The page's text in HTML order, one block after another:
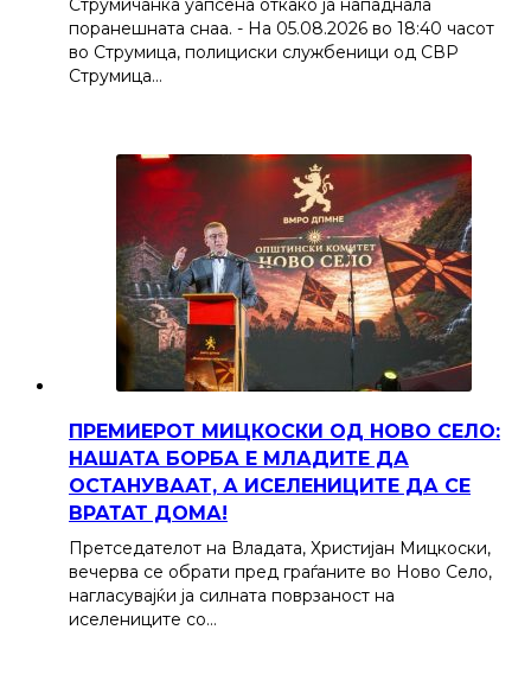
Струмичанка уапсена откако ја нападнала
поранешната снаа. - На 05.08.2026 во 18:40 часот
во Струмица, полициски службеници од СВР
Струмица…
ПРЕМИЕРОТ МИЦКОСКИ ОД НОВО СЕЛО:
НАШАТА БОРБА Е МЛАДИТЕ ДА
ОСТАНУВААТ, А ИСЕЛЕНИЦИТЕ ДА СЕ
ВРАТАТ ДОМА!
Претседателот на Владата, Христијан Мицкоски,
вечерва се обрати пред граѓаните во Ново Село,
нагласувајќи ја силната поврзаност на
иселениците со…